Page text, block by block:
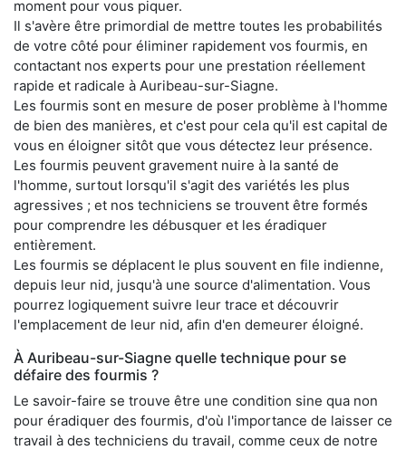
moment pour vous piquer.
Il s'avère être primordial de mettre toutes les probabilités
de votre côté pour éliminer rapidement vos fourmis, en
contactant nos experts pour une prestation réellement
rapide et radicale à Auribeau-sur-Siagne.
Les fourmis sont en mesure de poser problème à l'homme
de bien des manières, et c'est pour cela qu'il est capital de
vous en éloigner sitôt que vous détectez leur présence.
Les fourmis peuvent gravement nuire à la santé de
l'homme, surtout lorsqu'il s'agit des variétés les plus
agressives ; et nos techniciens se trouvent être formés
pour comprendre les débusquer et les éradiquer
entièrement.
Les fourmis se déplacent le plus souvent en file indienne,
depuis leur nid, jusqu'à une source d'alimentation. Vous
pourrez logiquement suivre leur trace et découvrir
l'emplacement de leur nid, afin d'en demeurer éloigné.
À Auribeau-sur-Siagne quelle technique pour se
défaire des fourmis ?
Le savoir-faire se trouve être une condition sine qua non
pour éradiquer des fourmis, d'où l'importance de laisser ce
travail à des techniciens du travail, comme ceux de notre